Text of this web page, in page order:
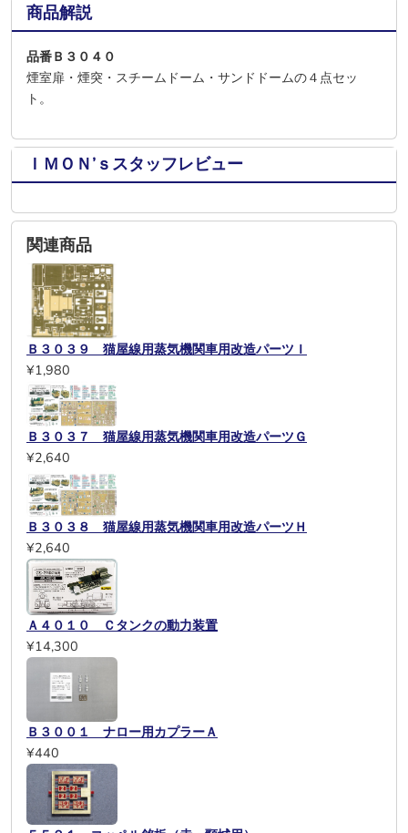
商品解説
品番Ｂ３０４０
煙室扉・煙突・スチームドーム・サンドドームの４点セッ
ト。
ＩＭＯＮ’ｓスタッフレビュー
関連商品
Ｂ３０３９ 猫屋線用蒸気機関車用改造パーツＩ
¥1,980
Ｂ３０３７ 猫屋線用蒸気機関車用改造パーツＧ
¥2,640
Ｂ３０３８ 猫屋線用蒸気機関車用改造パーツＨ
¥2,640
Ａ４０１０ Ｃタンクの動力装置
¥14,300
Ｂ３００１ ナロー用カプラーＡ
¥440